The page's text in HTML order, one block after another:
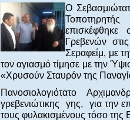
Ο
επισκέφθηκε
Γρεβενών
Σεραφείμ, με
τον αγιασμό τίμησε με την
«Χρυσούν Σταυρόν της
Πανοσιολογιότατο
γρεβενιώτικης γης, για την
τους φυλακισμένους τόσο της